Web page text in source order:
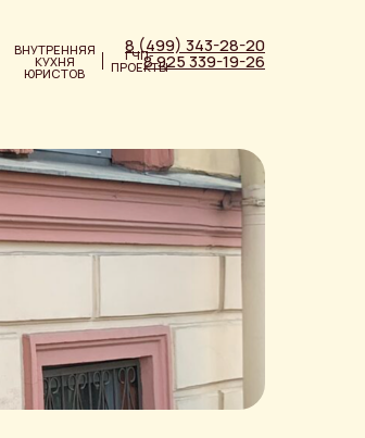
ВНУТРЕННЯЯ
КУХНЯ
ЮРИСТОВ
ГЧП-
ПРОЕКТЫ
8 (499) 343-28-20
8 925 339-19-26